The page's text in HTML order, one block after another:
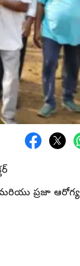
ప్రజా ఆరోగ్య